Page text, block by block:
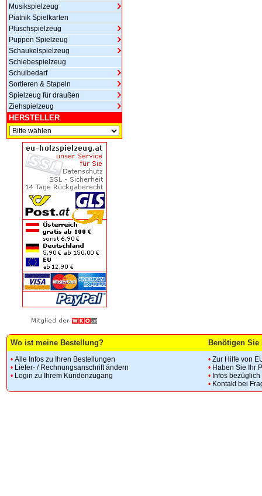
Musikspielzeug
Piatnik Spielkarten
Plüschspielzeug
Puppen Spielzeug
Schaukelspielzeug
Schiebespielzeug
Schulbedarf
Sortieren & Stapeln
Spielzeug für draußen
Ziehspielzeug
HERSTELLER
Wo ist meine Bestellung? Benötigen Sie
• Alle Infos zu Ihren Bestellungen
• Liefer- / Rechnungsanschrift ändern
• Login zu Ihrem Kundenzugang
• Zur Hilfe von
• Haben Sie Ihr
• Infos
• Kontakt bei